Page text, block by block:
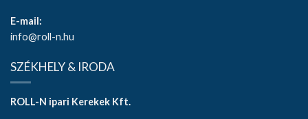
E-mail:
info@roll-n.hu
SZÉKHELY & IRODA
ROLL-N ipari Kerekek Kft.